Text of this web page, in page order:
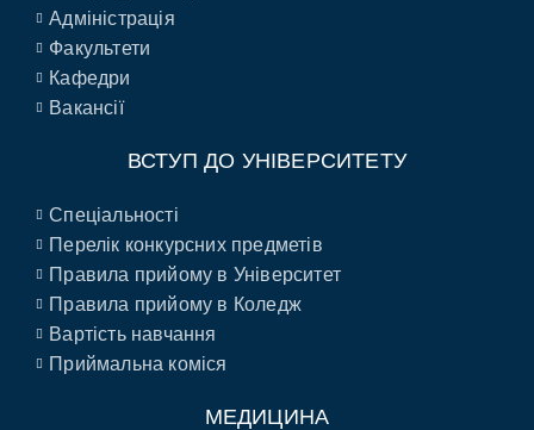
Адміністрація
Факультети
Кафедри
Вакансії
ВСТУП ДО УНІВЕРСИТЕТУ
Спеціальності
Перелік конкурсних предметів
Правила прийому в Університет
Правила прийому в Коледж
Вартість навчання
Приймальна коміся
МЕДИЦИНА